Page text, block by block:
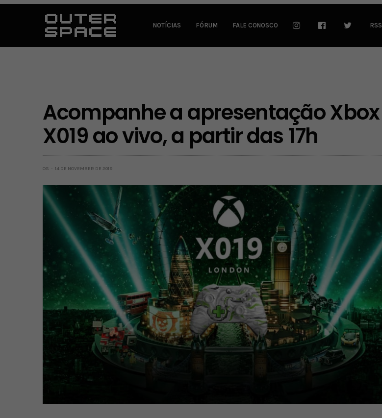
NOTÍCIAS FÓRUM FALE CONOSCO RSS
Acompanhe a apresentação Xbox
X019 ao vivo, a partir das 17h
OS 14 DE NOVEMBER DE 2019